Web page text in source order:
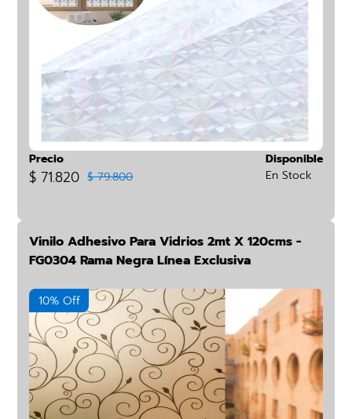
Precio
$ 71.820 $ 79.800
Disponible
En Stock
Vinilo Adhesivo Para Vidrios 2mt X 120cms -
FG0304 Rama Negra Línea Exclusiva
10% Off